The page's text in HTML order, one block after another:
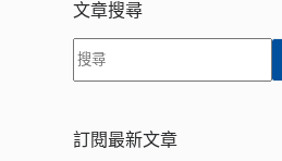
文章搜尋
找
不
符
訂閱最新文章